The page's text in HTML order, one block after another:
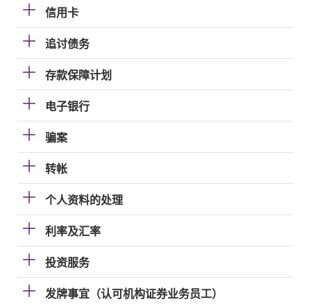
信用卡
追讨债务
存款保障计划
电子银行
骗案
转帐
个人资料的处理
利率及汇率
投资服务
发牌事宜（认可机构证券业务员工）